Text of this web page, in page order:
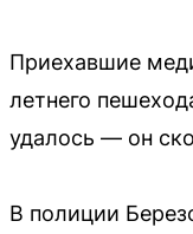
Приехавшие
летнего
удалось — он
В полиции